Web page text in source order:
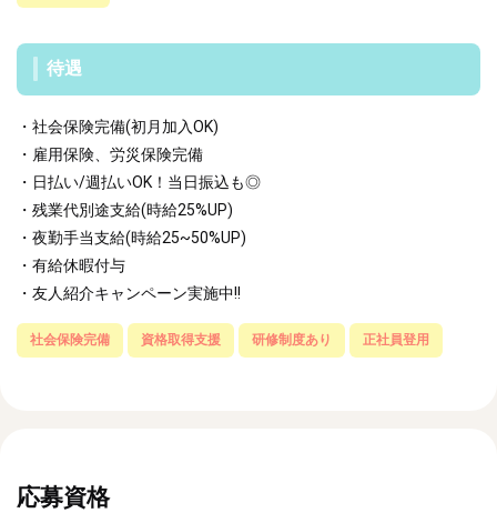
待遇
・社会保険完備(初月加入OK)
・雇用保険、労災保険完備
・日払い/週払いOK！当日振込も◎
・残業代別途支給(時給25%UP)
・夜勤手当支給(時給25~50%UP)
・有給休暇付与
・友人紹介キャンペーン実施中!!
社会保険完備 資格取得支援 研修制度あり 正社員登用
応募資格